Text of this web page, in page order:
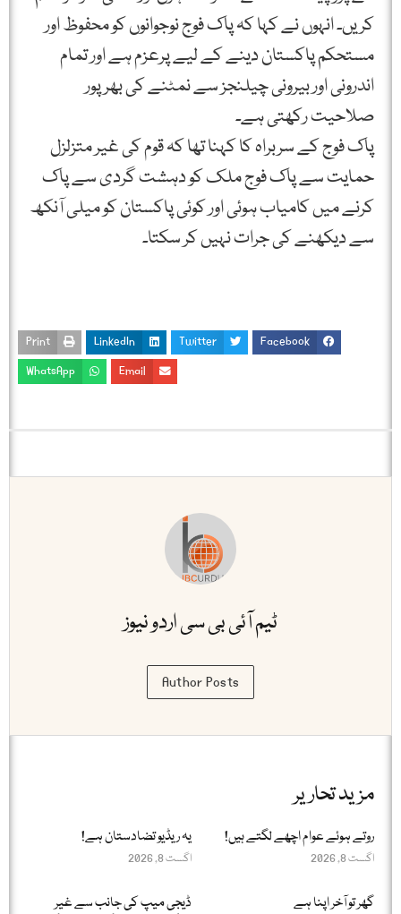
کریں۔ انہوں نے کہا کہ پاک فوج نوجوانوں کو محفوظ اور
مستحکم پاکستان دینے کے لیے پرعزم ہے اور تمام
اندرونی اور بیرونی چیلنجز سے نمٹنے کی بھرپور
صلاحیت رکھتی ہے۔
پاک فوج کے سربراہ کا کہنا تھا کہ قوم کی غیر متزلزل
حمایت سے پاک فوج ملک کو دہشت گردی سے پاک
کرنے میں کامیاب ہوئی اور کوئی پاکستان کو میلی آنکھ
سے دیکھنے کی جرات نہیں کر سکتا۔
Facebook
Twitter
LinkedIn
Print
Email
WhatsApp
ٹیم آئی بی سی اردو نیوز
Author Posts
مزید تحاریر
روتے ہوئے عوام اچھے لگتے ہیں!
اگست 8, 2026
یہ ریڈیو تضادستان ہے!
اگست 8, 2026
گھر تو آخر اپنا ہے
ڈیجی میپ کی جانب سے غیر